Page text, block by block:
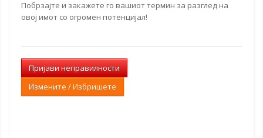
Побрзајте и закажете го вашиот термин за разглед на
овој имот со огромен потенцијал!
Пријави неправилности
Измените / Избришете